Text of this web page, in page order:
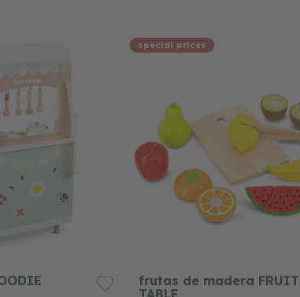
special prices
frutas de madera FRUIT